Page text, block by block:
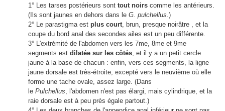
1° Les tarses postérieurs sont tout noirs comme les antérieurs.
(Ils sont jaunes en dehors dans le G. pulchellus.)
2° Le parastigma est plus court, brun, presque noirâtre , et la
coupe du bord anal des secondes ailes est un peu différente.
3° L'extrémité de l'abdomen vers les 7me, 8me et 9me
segments est dilatée sur les côtés, et il y a un petit cercle
jaune à la base de chacun : enfin, vers ces segments, la ligne
jaune dorsale est très-étroite, excepté vers le neuvième où elle
forme une tache ovale, assez large. (Dans
le Pulchellus, l'abdomen n'est pas élargi, mais cylindrique, et la
raie dorsale est à peu près égale partout.)